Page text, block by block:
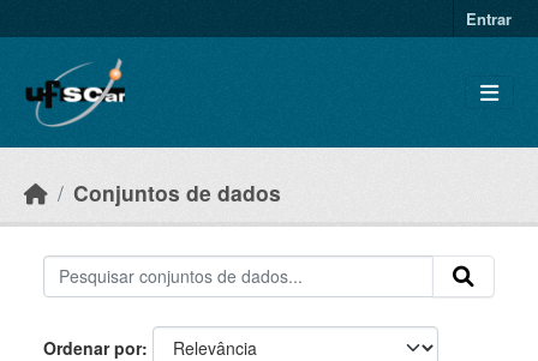
Entrar
Conjuntos de dados
Ordenar por